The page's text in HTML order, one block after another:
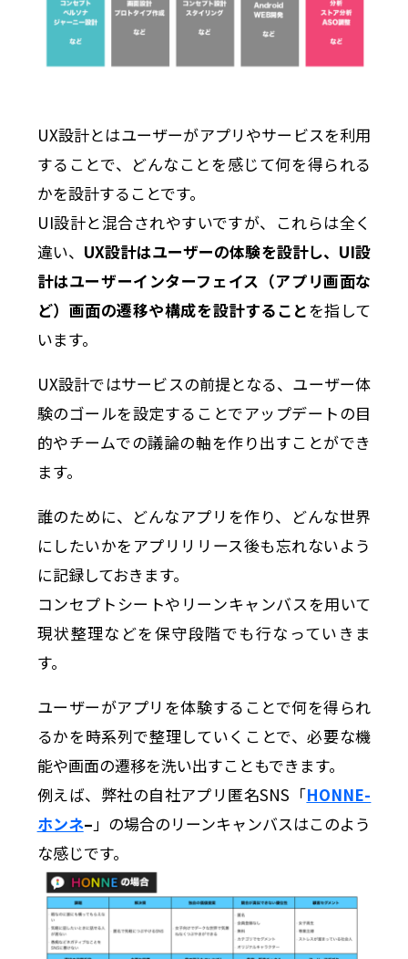
UX設計とはユーザーがアプリやサービスを利用
することで、どんなことを感じて何を得られる
かを設計することです。
UI設計と混合されやすいですが、これらは全く
違い、 UX設計はユーザーの体験を設計し、UI設
計はユーザーインターフェイス（アプリ画面な
ど）画面の遷移や構成を設計することを指して
います。
UX設計ではサービスの前提となる、ユーザー体
験のゴールを設定することでアップデートの目
的やチームでの議論の軸を作り出すことができ
ます。
誰のために、どんなアプリを作り、どんな世界
にしたいかをアプリリリース後も忘れないよう
に記録しておきます。
コンセプトシートやリーンキャンバスを用いて
現状整理などを保守段階でも行なっていきま
す。
ユーザーがアプリを体験することで何を得られ
るかを時系列で整理していくことで、必要な機
能や画面の遷移を洗い出すこともできます。
例えば、弊社の自社アプリ匿名SNS「HONNE-
ホンネ– 」の場合のリーンキャンバスはこのよう
な感じです。